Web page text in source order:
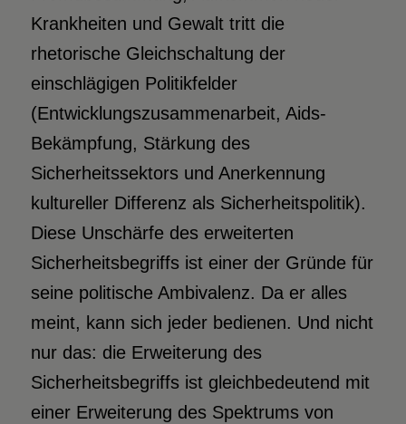
Krankheiten und Gewalt tritt die
rhetorische Gleichschaltung der
einschlägigen Politikfelder
(Entwicklungszusammenarbeit, Aids-
Bekämpfung, Stärkung des
Sicherheitssektors und Anerkennung
kultureller Differenz als Sicherheitspolitik).
Diese Unschärfe des erweiterten
Sicherheitsbegriffs ist einer der Gründe für
seine politische Ambivalenz. Da er alles
meint, kann sich jeder bedienen. Und nicht
nur das: die Erweiterung des
Sicherheitsbegriffs ist gleichbedeutend mit
einer Erweiterung des Spektrums von